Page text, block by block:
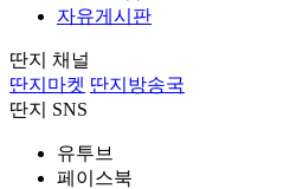
자유게시판
딴지 채널
딴지마켓 딴지방송국
딴지 SNS
유투브
페이스북